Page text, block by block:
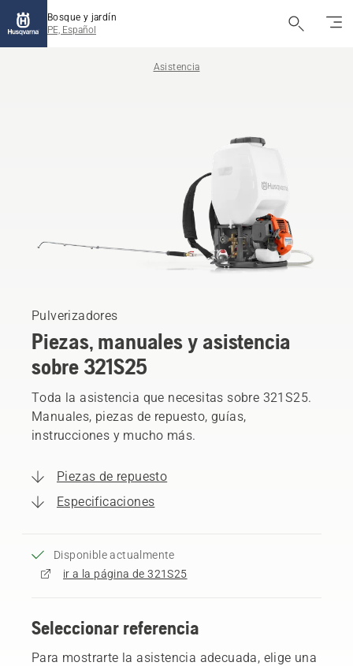
Bosque y jardín
PE, Español
Asistencia
Pulverizadores
Piezas, manuales y asistencia
sobre 321S25
Toda la asistencia que necesitas sobre 321S25.
Manuales, piezas de repuesto, guías,
instrucciones y mucho más.
Piezas de repuesto
Especificaciones
Disponible actualmente
ir a la página de 321S25
Seleccionar referencia
Para mostrarte la asistencia adecuada, elige una